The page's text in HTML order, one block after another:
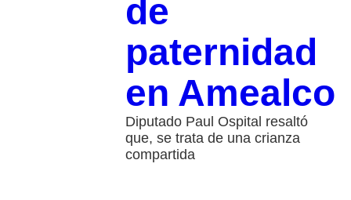
de
paternidad
en Amealco
Diputado Paul Ospital resaltó
que, se trata de una crianza
compartida